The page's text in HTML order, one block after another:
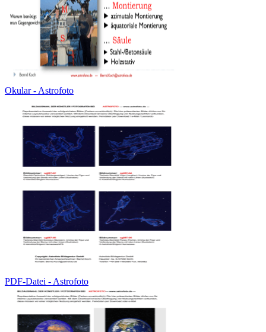
Okular - Astrofoto
PDF-Datei - Astrofoto